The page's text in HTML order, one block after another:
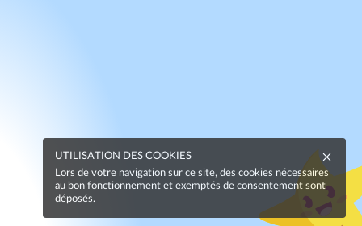
UTILISATION DES COOKIES
Lors de votre navigation sur ce site, des cookies nécessaires
au bon fonctionnement et exemptés de consentement sont
déposés.